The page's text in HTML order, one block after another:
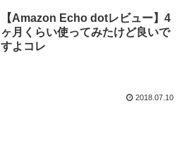
【Amazon Echo dotレビュー】4
ヶ月くらい使ってみたけど良いで
すよコレ
2018.07.10